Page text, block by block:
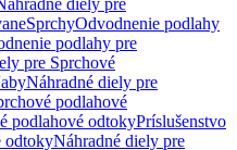
diely pre
SprchyOdvodnenie podlahy
podlahy pre
pre Sprchové
Náhradné diely pre
podlahové
podlahové odtokyPríslušenstvo
odtokyNáhradné diely pre